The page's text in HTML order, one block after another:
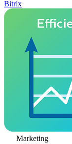
Bitrix
Marketing